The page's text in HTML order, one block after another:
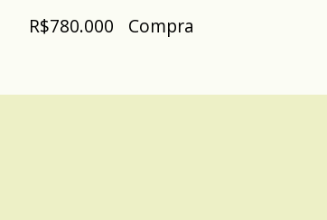
R$780.000 Compra